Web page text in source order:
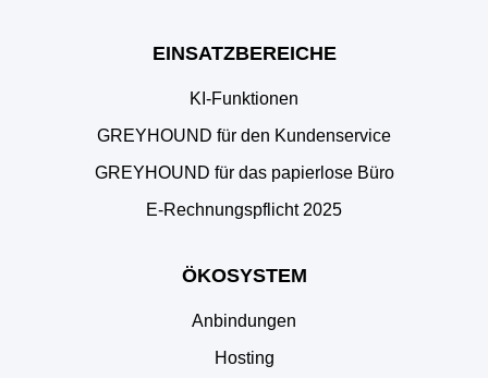
EINSATZBEREICHE
KI-Funktionen
GREYHOUND für den Kundenservice
GREYHOUND für das papierlose Büro
E‑Rechnungspflicht 2025
ÖKOSYSTEM
Anbindungen
Hosting